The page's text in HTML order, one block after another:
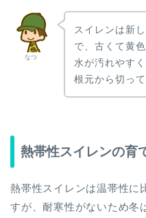
なつ
スイレンは新
で、古くて黄
水が汚れやす
根元から切っ
熱帯性スイレンの育
熱帯性スイレンは温帯性に
すが、耐寒性がないため冬